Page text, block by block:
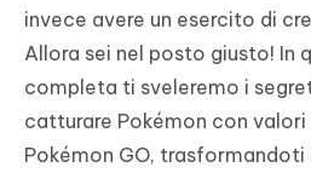
iAnyGo
invece avere un esercito di
Allora sei nel posto giusto! In
completa ti sveleremo i
catturare Pokémon con valori
Pokémon GO, trasformandoti